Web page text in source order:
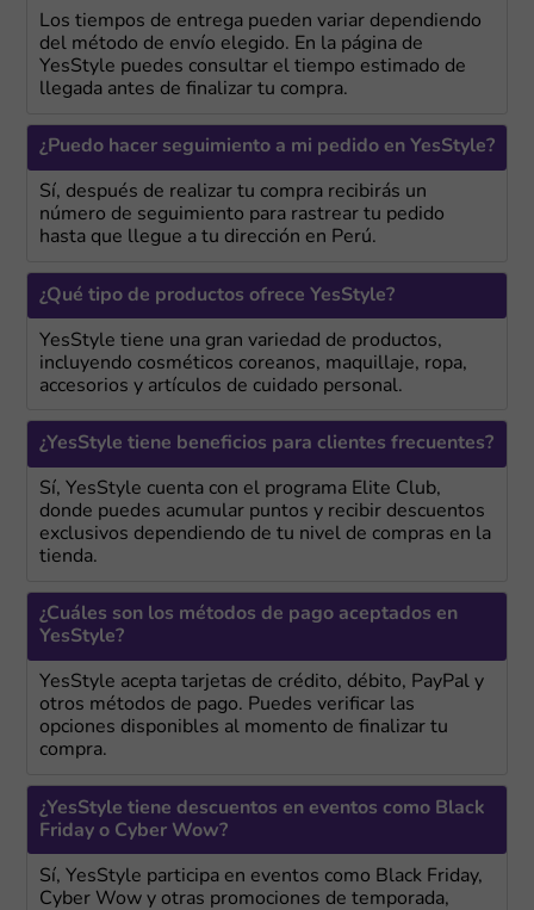
Los tiempos de entrega pueden variar dependiendo
del método de envío elegido. En la página de
YesStyle puedes consultar el tiempo estimado de
llegada antes de finalizar tu compra.
¿Puedo hacer seguimiento a mi pedido en YesStyle?
Sí, después de realizar tu compra recibirás un
número de seguimiento para rastrear tu pedido
hasta que llegue a tu dirección en Perú.
¿Qué tipo de productos ofrece YesStyle?
YesStyle tiene una gran variedad de productos,
incluyendo cosméticos coreanos, maquillaje, ropa,
accesorios y artículos de cuidado personal.
¿YesStyle tiene beneficios para clientes frecuentes?
Sí, YesStyle cuenta con el programa Elite Club,
donde puedes acumular puntos y recibir descuentos
exclusivos dependiendo de tu nivel de compras en la
tienda.
¿Cuáles son los métodos de pago aceptados en
YesStyle?
YesStyle acepta tarjetas de crédito, débito, PayPal y
otros métodos de pago. Puedes verificar las
opciones disponibles al momento de finalizar tu
compra.
¿YesStyle tiene descuentos en eventos como Black
Friday o Cyber Wow?
Sí, YesStyle participa en eventos como Black Friday,
Cyber Wow y otras promociones de temporada,